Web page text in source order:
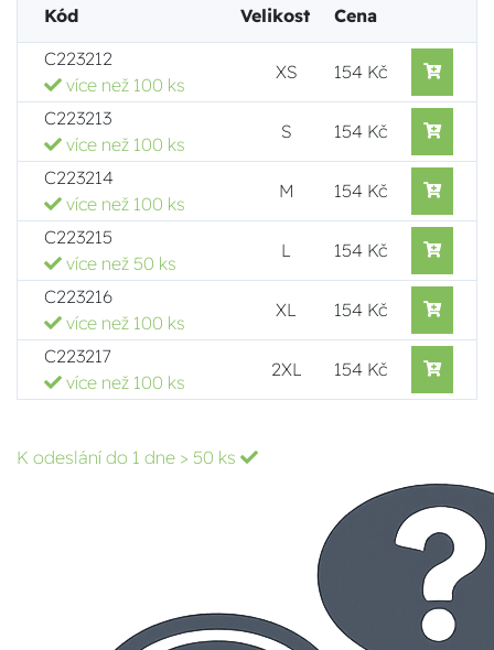
Kód Velikost
Cena
C223212
více než 100 ks
XS 154 Kč
C223213
více než 100 ks
S 154 Kč
C223214
více než 100 ks
M 154 Kč
C223215
více než 50 ks
L 154 Kč
C223216
více než 100 ks
XL 154 Kč
C223217
více než 100 ks
2XL 154 Kč
K odeslání do 1 dne > 50 ks